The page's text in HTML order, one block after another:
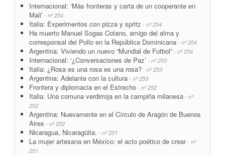
Internacional: ‘Más fronteras y carta de un cooperante en
Mali’ - nº 254
Italia: Experimentos con pizza y spritz - nº 254
Ha muerto Manuel Sogas Cotano, amigo del alma y
corresponsal del Pollo en la República Dominicana - nº 254
Argentina: Viviendo un nuevo “Mundial de Futbol” - nº 254
Internacional: ‘¿Conversaciones de Paz’ - nº 253
Italia: ¿Rosa es una rosa es una rosa? - nº 253
Argentina: Adelante con la cultura - nº 253
Frontera y diplomacia en el Estrecho - nº 252
Italia: Una comuna verdirroja en la campiña milanesa - nº
252
Argentina: Nuevamente en el Círculo de Aragón de Buenos
Aires - nº 252
Nicaragua, Nicaragüita. - nº 251
La mujer artesana en México: el acto poético de crear- nº
251